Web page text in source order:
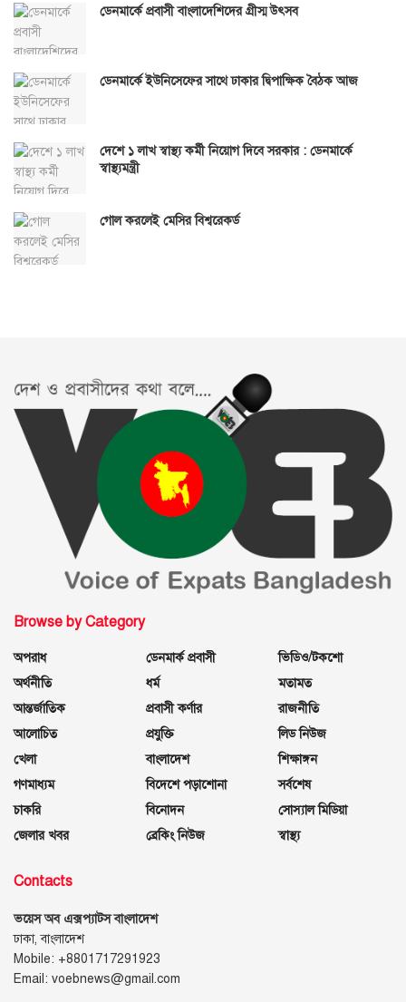
ডেনমার্কে প্রবাসী বাংলাদেশিদের গ্রীস্ম উৎসব
ডেনমার্কে ইউনিসেফের সাথে ঢাকার দ্বিপাক্ষিক বৈঠক আজ
দেশে ১ লাখ স্বাস্থ্য কর্মী নিয়োগ দিবে সরকার : ডেনমার্কে
স্বাস্থ্যমন্ত্রী
গোল করলেই মেসির বিশ্বরেকর্ড
Browse by Category
অপরাধ
অর্থনীতি
আন্তর্জাতিক
আলোচিত
খেলা
গণমাধ্যম
চাকরি
জেলার খবর
ডেনমার্ক প্রবাসী
ধর্ম
প্রবাসী কর্ণার
প্রযুক্তি
বাংলাদেশ
বিদেশে পড়াশোনা
বিনোদন
ব্রেকিং নিউজ
ভিডিও/টকশো
মতামত
রাজনীতি
লিড নিউজ
শিক্ষাঙ্গন
সর্বশেষ
সোস্যাল মিডিয়া
স্বাস্থ্য
Contacts
ভয়েস অব এক্সপ্যাটস বাংলাদেশ
ঢাকা, বাংলাদেশ
Mobile: +8801717291923
Email: voebnews@gmail.com